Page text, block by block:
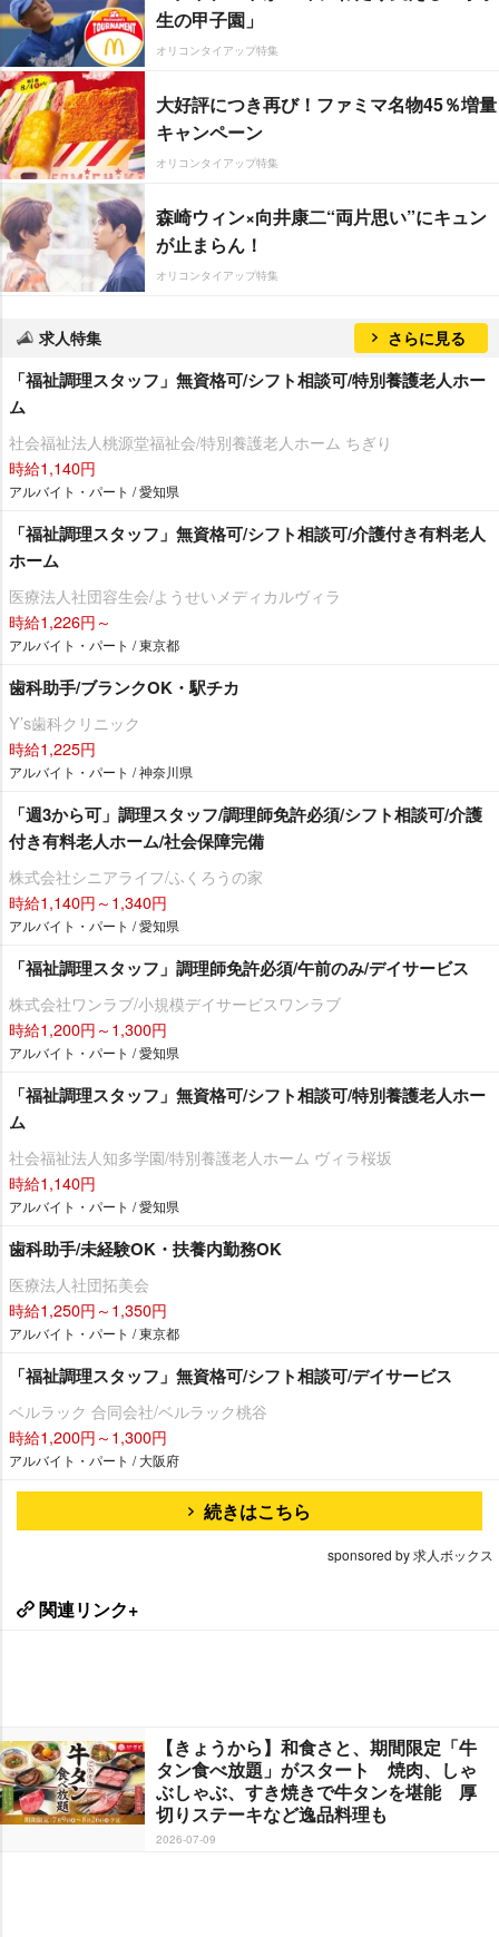
生の甲子園」
オリコンタイアップ特集
大好評につき再び！ファミマ名物45％増量
キャンペーン
オリコンタイアップ特集
森崎ウィン×向井康二“両片思い”にキュン
が止まらん！
オリコンタイアップ特集
求人特集 さらに見る
「福祉調理スタッフ」無資格可/シフト相談可/特別養護老人ホー
ム
社会福祉法人桃源堂福祉会/特別養護老人ホーム ちぎり
時給1,140円
アルバイト・パート / 愛知県
「福祉調理スタッフ」無資格可/シフト相談可/介護付き有料老人
ホーム
医療法人社団容生会/ようせいメディカルヴィラ
時給1,226円～
アルバイト・パート / 東京都
歯科助手/ブランクOK・駅チカ
Y’s歯科クリニック
時給1,225円
アルバイト・パート / 神奈川県
「週3から可」調理スタッフ/調理師免許必須/シフト相談可/介護
付き有料老人ホーム/社会保障完備
株式会社シニアライフ/ふくろうの家
時給1,140円～1,340円
アルバイト・パート / 愛知県
「福祉調理スタッフ」調理師免許必須/午前のみ/デイサービス
株式会社ワンラブ/小規模デイサービスワンラブ
時給1,200円～1,300円
アルバイト・パート / 愛知県
「福祉調理スタッフ」無資格可/シフト相談可/特別養護老人ホー
ム
社会福祉法人知多学園/特別養護老人ホーム ヴィラ桜坂
時給1,140円
アルバイト・パート / 愛知県
歯科助手/未経験OK・扶養内勤務OK
医療法人社団拓美会
時給1,250円～1,350円
アルバイト・パート / 東京都
「福祉調理スタッフ」無資格可/シフト相談可/デイサービス
ベルラック 合同会社/ベルラック桃谷
時給1,200円～1,300円
アルバイト・パート / 大阪府
続きはこちら
sponsored by 求人ボックス
関連リンク+
【きょうから】和食さと、期間限定「牛
タン食べ放題」がスタート 焼肉、しゃ
ぶしゃぶ、すき焼きで牛タンを堪能 厚
切りステーキなど逸品料理も
2026-07-09